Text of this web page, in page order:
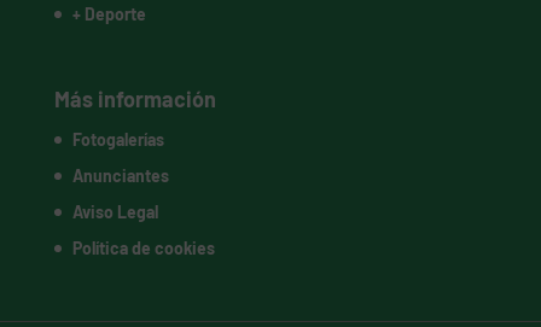
+ Deporte
Más información
Fotogalerías
Anunciantes
Aviso Legal
Política de cookies